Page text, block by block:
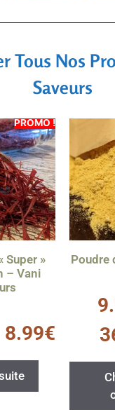
Tous Nos
Saveurs
PROMO !
Super »
– Vani
8.99€
Poudre
s
u
5